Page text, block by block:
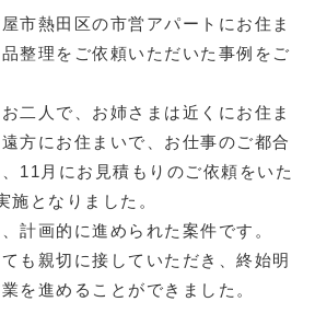
市熱田区の市営アパートにお住ま
整理をご依頼いただいた事例をご
二人で、お姉さまは近くにお住ま
方にお住まいで、お仕事のご都合
11月にお見積もりのご依頼をいた
施となりました。
計画的に進められた案件です。
も親切に接していただき、終始明
を進めることができました。